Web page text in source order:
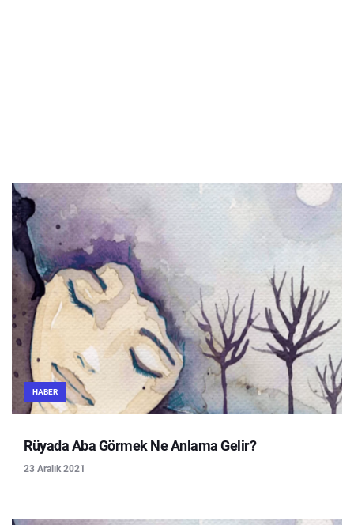
HABER
Rüyada Aba Görmek Ne Anlama Gelir?
23 Aralık 2021